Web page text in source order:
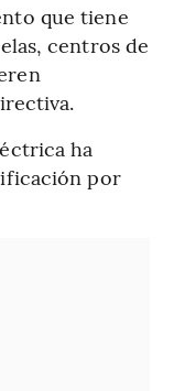
que tiene
centros de
ha
por